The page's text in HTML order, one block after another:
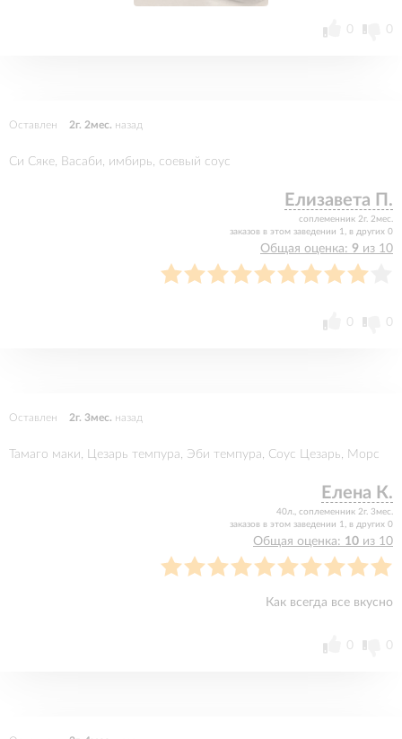
0 0
Оставлен 2г. 2мес. назад
Си Сяке, Васаби, имбирь, соевый соус
Елизавета П.
соплеменник 2г. 2мес.
заказов в этом заведении 1, в других 0
Общая оценка: 9 из 10
0 0
Оставлен 2г. 3мес. назад
Тамаго маки, Цезарь темпура, Эби темпура, Соус Цезарь, Морс
Елена К.
40л., соплеменник 2г. 3мес.
заказов в этом заведении 1, в других 0
Общая оценка: 10 из 10
Как всегда все вкусно
0 0